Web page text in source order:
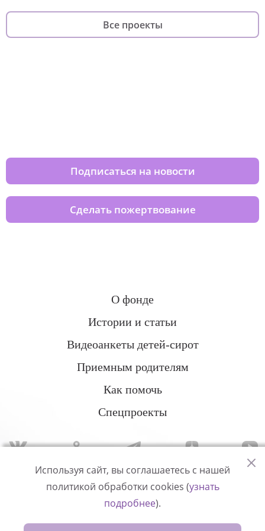
Все проекты
Подписаться на новости
Сделать пожертвование
О фонде
Истории и статьи
Видеоанкеты детей-сирот
Приемным родителям
Как помочь
Спецпроекты
Политика конфиденциальности
© Измени одну жизнь
Используя сайт, вы соглашаетесь с нашей
политикой обработки cookies (узнать
подробнее).